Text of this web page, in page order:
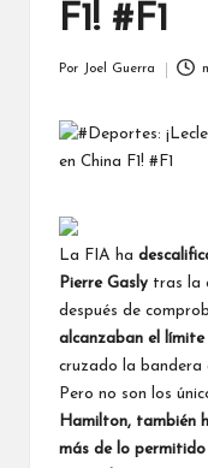
F1! #F1
Por Joel Guerra
La FIA ha
Pierre Gasly tras la
después de
alcanzaban el límite
cruzado la bandera
Pero no son los
Hamilton, también
más de lo